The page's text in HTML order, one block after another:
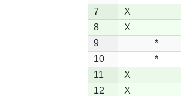
7
X
8
X
9
*
10
*
11
X
12
X